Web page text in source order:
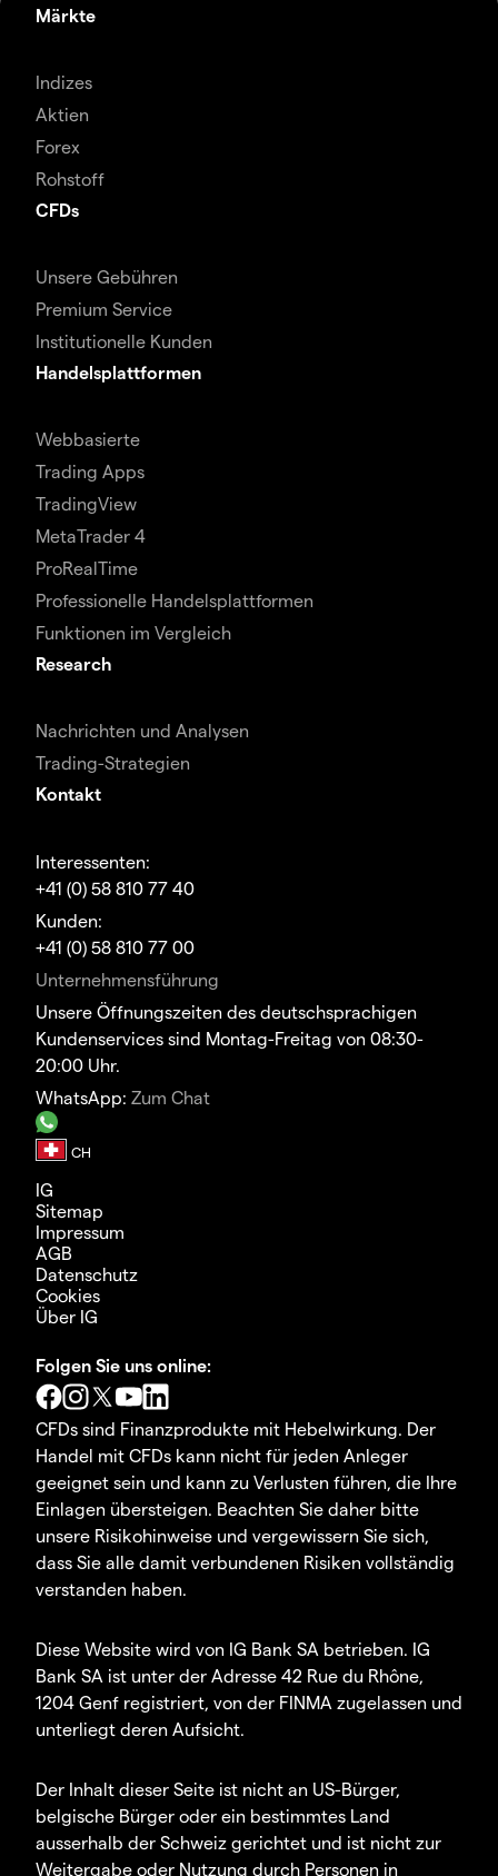
Märkte
Indizes
Aktien
Forex
Rohstoff
CFDs
Unsere Gebühren
Premium Service
Institutionelle Kunden
Handelsplattformen
Webbasierte
Trading Apps
TradingView
MetaTrader 4
ProRealTime
Professionelle Handelsplattformen
Funktionen im Vergleich
Research
Nachrichten und Analysen
Trading-Strategien
Kontakt
Interessenten:
+41 (0) 58 810 77 40
Kunden:
+41 (0) 58 810 77 00
Unternehmensführung
Unsere Öffnungszeiten des deutschsprachigen
Kundenservices sind Montag-Freitag von 08:30-
20:00 Uhr.
WhatsApp: Zum Chat
IG
Sitemap
Impressum
AGB
Datenschutz
Cookies
Über IG
Folgen Sie uns online:
CFDs sind Finanzprodukte mit Hebelwirkung. Der
Handel mit CFDs kann nicht für jeden Anleger
geeignet sein und kann zu Verlusten führen, die Ihre
Einlagen übersteigen. Beachten Sie daher bitte
unsere Risikohinweise und vergewissern Sie sich,
dass Sie alle damit verbundenen Risiken vollständig
verstanden haben.
Diese Website wird von IG Bank SA betrieben. IG
Bank SA ist unter der Adresse 42 Rue du Rhône,
1204 Genf registriert, von der FINMA zugelassen und
unterliegt deren Aufsicht.
Der Inhalt dieser Seite ist nicht an US-Bürger,
belgische Bürger oder ein bestimmtes Land
ausserhalb der Schweiz gerichtet und ist nicht zur
Weitergabe oder Nutzung durch Personen in